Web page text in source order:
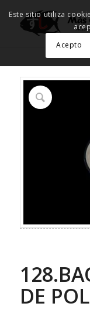
DE
Este sitio utiliza
Acepto